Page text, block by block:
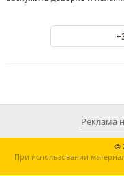
Реклама
©
При использовании